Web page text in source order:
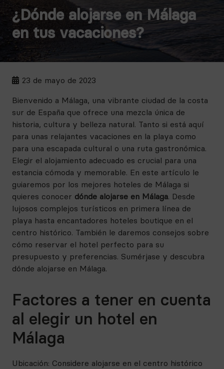
¿Dónde alojarse en Málaga
en tus vacaciones?
23 de mayo de 2023
Bienvenido a Málaga, una vibrante ciudad de la costa
sur de España que ofrece una mezcla única de
historia, cultura y belleza natural. Tanto si está aquí
para unas relajantes vacaciones en la playa como
para una escapada cultural o una ruta gastronómica.
Elegir el alojamiento adecuado es crucial para una
estancia cómoda y memorable. En este artículo le
guiaremos por los mejores hoteles de Málaga si
quieres conocer dónde alojarse en Málaga. Desde
lujosos complejos turísticos en primera línea de
playa hasta encantadores hoteles boutique en el
centro histórico. También le daremos consejos sobre
cómo reservar el hotel perfecto para su
presupuesto y preferencias. Sumérjase y descubra
dónde alojarse en Málaga.
Factores a tener en cuenta
al elegir un hotel en
Málaga
Ubicación: Considere alojarse en el centro histórico